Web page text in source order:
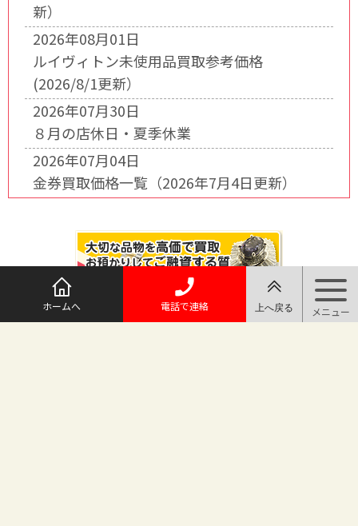
新）
2026年08月01日
ルイヴィトン未使用品買取参考価格
(2026/8/1更新）
2026年07月30日
８月の店休日・夏季休業
2026年07月04日
金券買取価格一覧（2026年7月4日更新）
ホームへ 電話で連絡